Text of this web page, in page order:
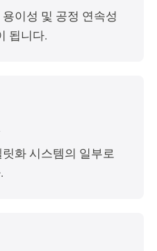
이성 및 공정 연속성
됩니다.
화 시스템의 일부로